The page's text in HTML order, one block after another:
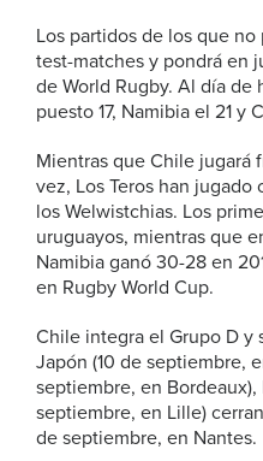
Los partidos de los que
test-matches y pondrá en
de World Rugby. Al día de
puesto 17, Namibia el 21 y
Mientras que Chile jugará
vez, Los Teros han
los Welwistchias. Los
uruguayos, mientras que
Namibia ganó 30-28 en
en Rugby World Cup.
Chile integra el Grupo D y
Japón (10 de septiembre,
septiembre, en
septiembre, en Lille)
de septiembre, en Nantes.